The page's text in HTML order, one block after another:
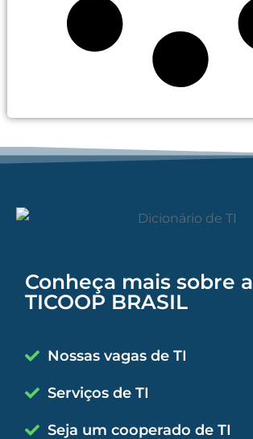
Conheça mais sobre a
TICOOP BRASIL
Nossas vagas de TI
Serviços de TI
Seja um cooperado de TI